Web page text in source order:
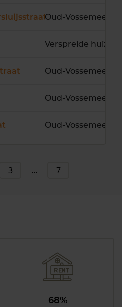
Oud-Vossemeer
Oud-Vossemeer
Oud-Vossemeer
Oud-Vossemeer
3 ... 7
68%